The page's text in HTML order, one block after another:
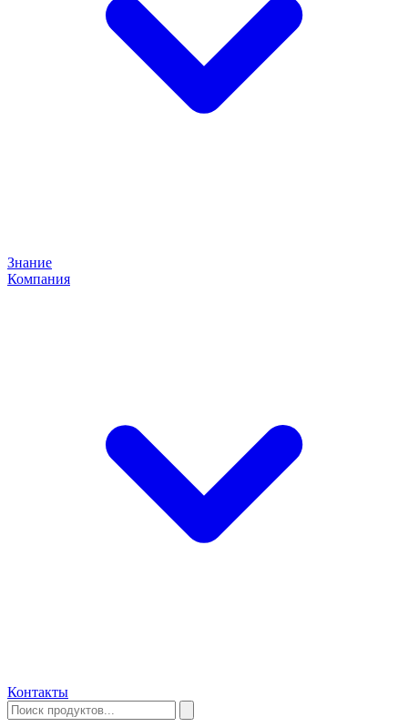
Знание
Компания
Контакты